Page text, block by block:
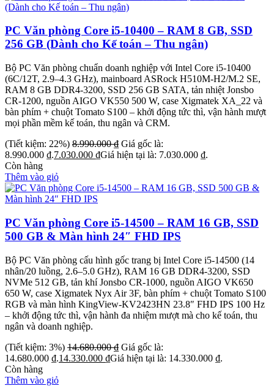
PC Văn phòng Core i5-10400 – RAM 8 GB, SSD
256 GB (Dành cho Kế toán – Thu ngân)
Bộ PC Văn phòng chuẩn doanh nghiệp với Intel Core i5-10400
(6C/12T, 2.9–4.3 GHz), mainboard ASRock H510M-H2/M.2 SE,
RAM 8 GB DDR4-3200, SSD 256 GB SATA, tản nhiệt Jonsbo
CR-1200, nguồn AIGO VK550 500 W, case Xigmatek XA_22 và
bàn phím + chuột Tomato S100 – khởi động tức thì, vận hành mượt
mọi phần mềm kế toán, thu ngân và CRM.
(Tiết kiệm: 22%) 8.990.000₫ Giá gốc là:
8.990.000 ₫.7.030.000 ₫Giá hiện tại là: 7.030.000 ₫.
Còn hàng
Thêm vào giỏ
PC Văn phòng Core i5-14500 – RAM 16 GB, SSD
500 GB & Màn hình 24″ FHD IPS
Bộ PC Văn phòng cấu hình gốc trang bị Intel Core i5-14500 (14
nhân/20 luồng, 2.6–5.0 GHz), RAM 16 GB DDR4-3200, SSD
NVMe 512 GB, tản khí Jonsbo CR-1000, nguồn AIGO VK650
650 W, case Xigmatek Nyx Air 3F, bàn phím + chuột Tomato S100
RGB và màn hình KingView-KV2423HN 23.8″ FHD IPS 100 Hz
– khởi động tức thì, vận hành đa nhiệm mượt mà cho kế toán, thu
ngân và doanh nghiệp.
(Tiết kiệm: 3%) 14.680.000₫ Giá gốc là:
14.680.000 ₫.14.330.000 ₫Giá hiện tại là: 14.330.000 ₫.
Còn hàng
Thêm vào giỏ